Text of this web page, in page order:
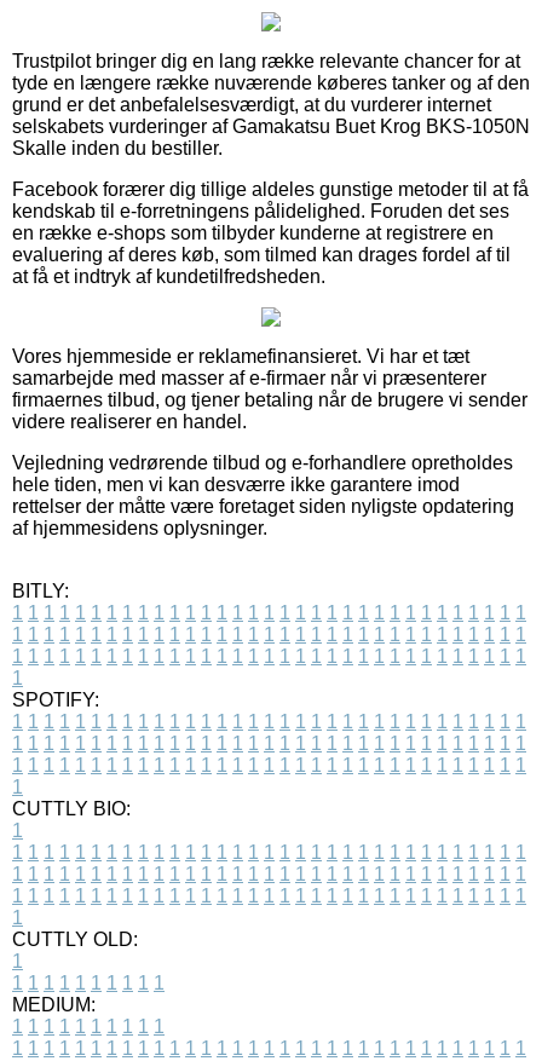
Trustpilot bringer dig en lang række relevante chancer for at
tyde en længere række nuværende køberes tanker og af den
grund er det anbefalelsesværdigt, at du vurderer internet
selskabets vurderinger af Gamakatsu Buet Krog BKS-1050N
Skalle inden du bestiller.
Facebook forærer dig tillige aldeles gunstige metoder til at få
kendskab til e-forretningens pålidelighed. Foruden det ses
en række e-shops som tilbyder kunderne at registrere en
evaluering af deres køb, som tilmed kan drages fordel af til
at få et indtryk af kundetilfredsheden.
Vores hjemmeside er reklamefinansieret. Vi har et tæt
samarbejde med masser af e-firmaer når vi præsenterer
firmaernes tilbud, og tjener betaling når de brugere vi sender
videre realiserer en handel.
Vejledning vedrørende tilbud og e-forhandlere opretholdes
hele tiden, men vi kan desværre ikke garantere imod
rettelser der måtte være foretaget siden nyligste opdatering
af hjemmesidens oplysninger.
BITLY:
1 1 1 1 1 1 1 1 1 1 1 1 1 1 1 1 1 1 1 1 1 1 1 1 1 1 1 1 1 1 1 1 1
1 1 1 1 1 1 1 1 1 1 1 1 1 1 1 1 1 1 1 1 1 1 1 1 1 1 1 1 1 1 1 1 1
1 1 1 1 1 1 1 1 1 1 1 1 1 1 1 1 1 1 1 1 1 1 1 1 1 1 1 1 1 1 1 1 1
1
SPOTIFY:
1 1 1 1 1 1 1 1 1 1 1 1 1 1 1 1 1 1 1 1 1 1 1 1 1 1 1 1 1 1 1 1 1
1 1 1 1 1 1 1 1 1 1 1 1 1 1 1 1 1 1 1 1 1 1 1 1 1 1 1 1 1 1 1 1 1
1 1 1 1 1 1 1 1 1 1 1 1 1 1 1 1 1 1 1 1 1 1 1 1 1 1 1 1 1 1 1 1 1
1
CUTTLY BIO:
1
1 1 1 1 1 1 1 1 1 1 1 1 1 1 1 1 1 1 1 1 1 1 1 1 1 1 1 1 1 1 1 1 1
1 1 1 1 1 1 1 1 1 1 1 1 1 1 1 1 1 1 1 1 1 1 1 1 1 1 1 1 1 1 1 1 1
1 1 1 1 1 1 1 1 1 1 1 1 1 1 1 1 1 1 1 1 1 1 1 1 1 1 1 1 1 1 1 1 1
1
CUTTLY OLD:
1
1 1 1 1 1 1 1 1 1 1
MEDIUM:
1 1 1 1 1 1 1 1 1 1
1 1 1 1 1 1 1 1 1 1 1 1 1 1 1 1 1 1 1 1 1 1 1 1 1 1 1 1 1 1 1 1 1